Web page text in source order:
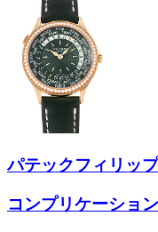
パテックフィリップ
コンプリケーション